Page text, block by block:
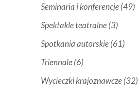
Seminaria i konferencje(49)
Spektakle teatralne(3)
Spotkania autorskie(61)
Triennale(6)
Wycieczki krajoznawcze(32)